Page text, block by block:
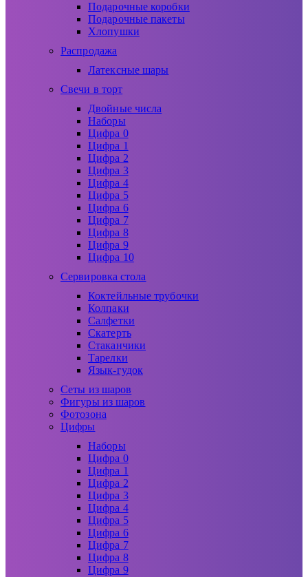
Подарочные коробки
Подарочные пакеты
Хлопушки
Распродажа
Латексные шары
Свечи в торт
Двойные числа
Наборы
Цифра 0
Цифра 1
Цифра 2
Цифра 3
Цифра 4
Цифра 5
Цифра 6
Цифра 7
Цифра 8
Цифра 9
Цифра 10
Сервировка стола
Коктейльные трубочки
Колпаки
Салфетки
Скатерть
Стаканчики
Тарелки
Язык-гудок
Сеты из шаров
Фигуры из шаров
Фотозона
Цифры
Наборы
Цифра 0
Цифра 1
Цифра 2
Цифра 3
Цифра 4
Цифра 5
Цифра 6
Цифра 7
Цифра 8
Цифра 9